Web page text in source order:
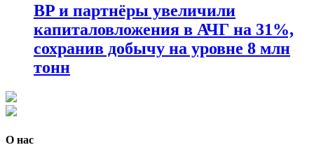
BP и партнёры увеличили
капиталовложения в АЧГ на 31%,
сохранив добычу на уровне 8 млн
тонн
О нас